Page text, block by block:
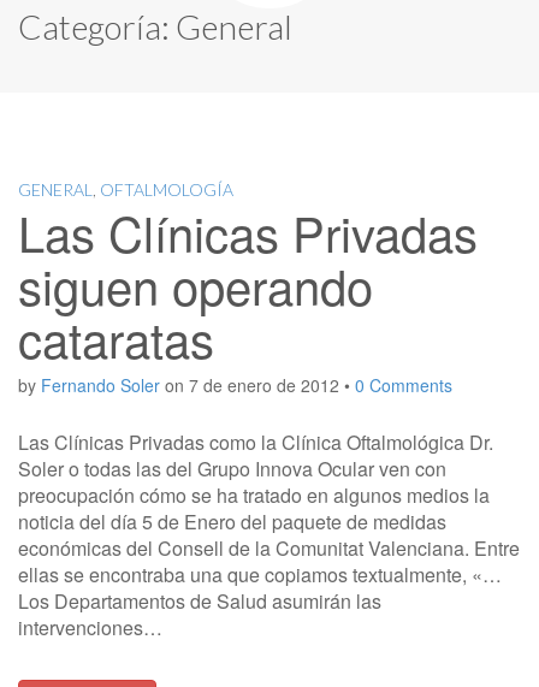
Categoría: General
GENERAL OFTALMOLOGÍA
Las Clínicas Privadas
siguen operando
cataratas
by Fernando Soler on 7 de enero de 2012 • 0 Comments
Las Clínicas Privadas como la Clínica Oftalmológica Dr.
Soler o todas las del Grupo Innova Ocular ven con
preocupación cómo se ha tratado en algunos medios la
noticia del día 5 de Enero del paquete de medidas
económicas del Consell de la Comunitat Valenciana. Entre
ellas se encontraba una que copiamos textualmente, «…
Los Departamentos de Salud asumirán las
intervenciones…